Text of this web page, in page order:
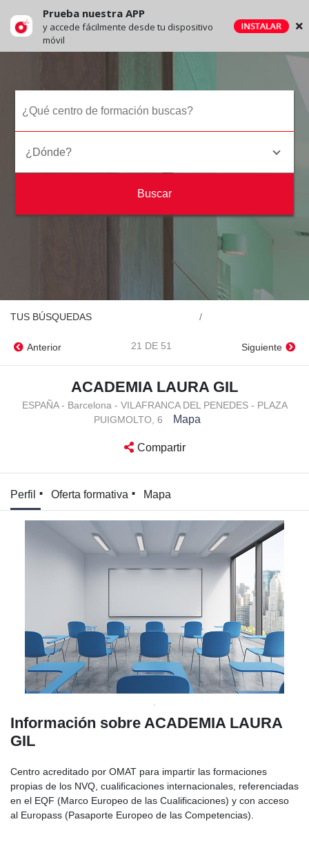
Prueba nuestra APP
y accede fácilmente desde tu dispositivo
móvil
¿Dónde?
TUS BÚSQUEDAS
Anterior 21 DE 51 Siguiente
ACADEMIA LAURA GIL
ESPAÑA - Barcelona - VILAFRANCA DEL PENEDES - PLAZA
PUIGMOLTO, 6
Mapa
Compartir
Perfil Oferta formativa Mapa
Información sobre ACADEMIA LAURA
GIL
Centro acreditado por OMAT para impartir las formaciones
propias de los NVQ, cualificaciones internacionales, referenciadas
en el EQF (Marco Europeo de las Cualificaciones) y con acceso
al Europass (Pasaporte Europeo de las Competencias).